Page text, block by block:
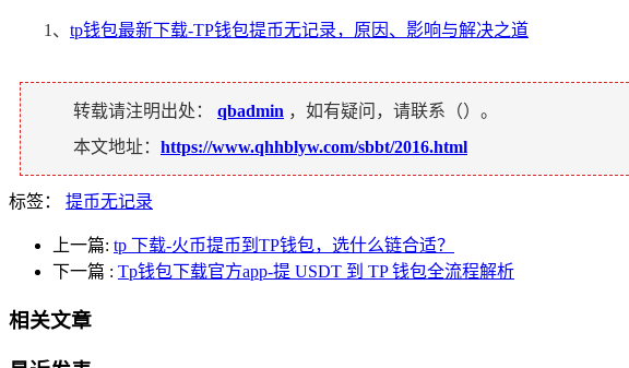
1、 tp钱包最新下载-TP钱包提币无记录，原因、影响与解决之道
转载请注明出处： qbadmin ，如有疑问，请联系（）。
本文地址： https://www.qhhblyw.com/sbbt/2016.html
标签： 提币无记录
上一篇: tp 下载-火币提币到TP钱包，选什么链合适？
下一篇 : Tp钱包下载官方app-提 USDT 到 TP 钱包全流程解析
相关文章